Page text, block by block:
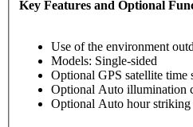
Key Features and Optional
Use of the environment
Models: Single-sided
Optional GPS satellite time
Optional Auto illumination
Optional Auto hour